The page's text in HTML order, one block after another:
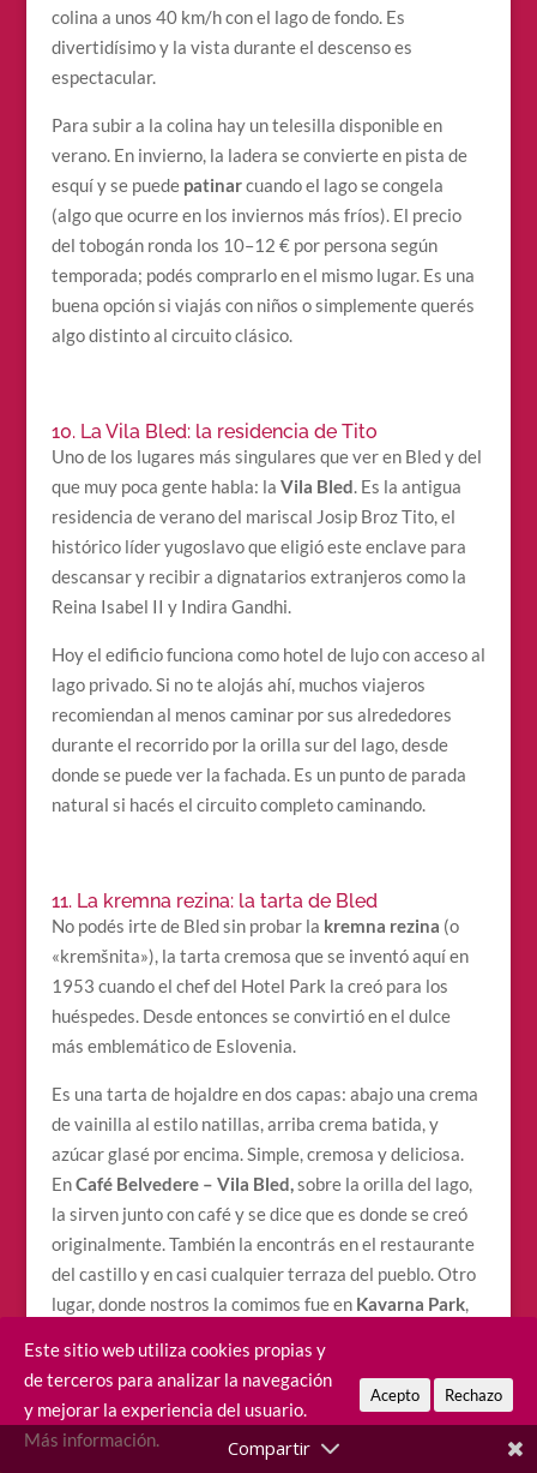
colina a unos 40 km/h con el lago de fondo. Es
divertidísimo y la vista durante el descenso es
espectacular.
Para subir a la colina hay un telesilla disponible en
verano. En invierno, la ladera se convierte en pista de
esquí y se puede patinarcuando el lago se congela
(algo que ocurre en los inviernos más fríos). El precio
del tobogán ronda los 10–12 € por persona según
temporada; podés comprarlo en el mismo lugar. Es una
buena opción si viajás con niños o simplemente querés
algo distinto al circuito clásico.
10. La Vila Bled: la residencia de Tito
Uno de los lugares más singulares que ver en Bled y del
que muy poca gente habla: la Vila Bled. Es la antigua
residencia de verano del mariscal Josip Broz Tito, el
histórico líder yugoslavo que eligió este enclave para
descansar y recibir a dignatarios extranjeros como la
Reina Isabel II y Indira Gandhi.
Hoy el edificio funciona como hotel de lujo con acceso al
lago privado. Si no te alojás ahí, muchos viajeros
recomiendan al menos caminar por sus alrededores
durante el recorrido por la orilla sur del lago, desde
donde se puede ver la fachada. Es un punto de parada
natural si hacés el circuito completo caminando.
11. La kremna rezina: la tarta de Bled
No podés irte de Bled sin probar la kremna rezina (o
«kremšnita»), la tarta cremosa que se inventó aquí en
1953 cuando el chef del Hotel Park la creó para los
huéspedes. Desde entonces se convirtió en el dulce
más emblemático de Eslovenia.
Es una tarta de hojaldre en dos capas: abajo una crema
de vainilla al estilo natillas, arriba crema batida, y
azúcar glasé por encima. Simple, cremosa y deliciosa.
EnCafé Belvedere – Vila Bled,sobre la orilla del lago,
la sirven junto con café y se dice que es donde se creó
originalmente. También la encontrás en el restaurante
del castillo y en casi cualquier terraza del pueblo. Otro
lugar, donde nostros la comimos fue en Kavarna Park,
TIP:Si bien la kremšnita aparece en otras partes de
Eslovenia, la versión de Bled tiene una receta
específica y protegida. La que probés en el pueblo es la
Este sitio web utiliza cookies propias y
de terceros para analizar la navegación
y mejorar la experiencia del usuario.
Más información.
Acepto Rechazo